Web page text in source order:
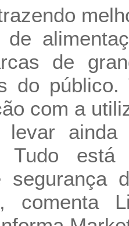
de
do
com a
levar ainda
Tudo
segurança
comenta